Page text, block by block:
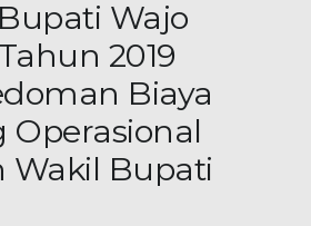
Wajo
2019
Biaya
Wakil Bupati